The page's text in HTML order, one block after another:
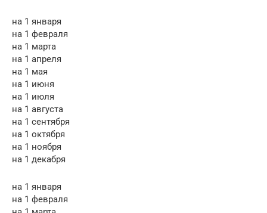
на 1 января
на 1 февраля
на 1 марта
на 1 апреля
на 1 мая
на 1 июня
на 1 июля
на 1 августа
на 1 сентября
на 1 октября
на 1 ноября
на 1 декабря
на 1 января
на 1 февраля